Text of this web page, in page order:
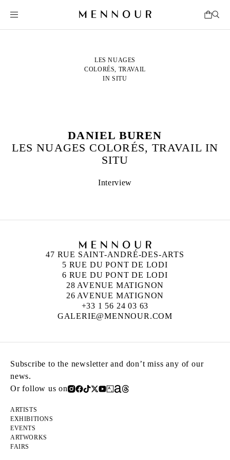
LES NUAGES
COLORÉS, TRAVAIL
IN SITU
DANIEL BUREN
LES NUAGES COLORÉS, TRAVAIL IN
SITU
Interview
47 RUE SAINT-ANDRÉ-DES-ARTS
5 RUE DU PONT DE LODI
6 RUE DU PONT DE LODI
28 AVENUE MATIGNON
26 AVENUE MATIGNON
+33 1 56 24 03 63
GALERIE@MENNOUR.COM
Subscribe to the newsletter and don’t miss any of our
news.
Or follow us on
ARTISTS
EXHIBITIONS
EVENTS
ARTWORKS
FAIRS